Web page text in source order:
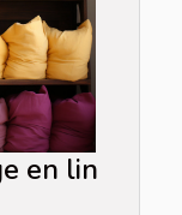
en lin